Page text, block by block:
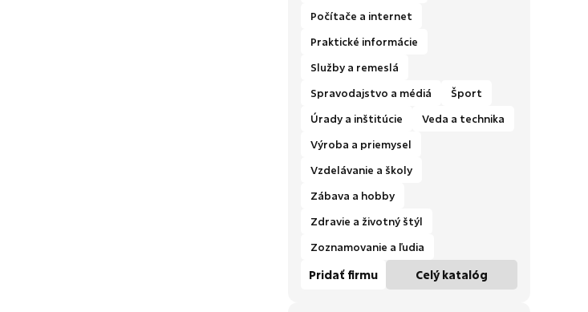
Počítače a internet
Praktické informácie
Služby a remeslá
Spravodajstvo a médiá
Šport
Úrady a inštitúcie
Veda a technika
Výroba a priemysel
Vzdelávanie a školy
Zábava a hobby
Zdravie a životný štýl
Zoznamovanie a ľudia
Pridať firmu Celý katalóg